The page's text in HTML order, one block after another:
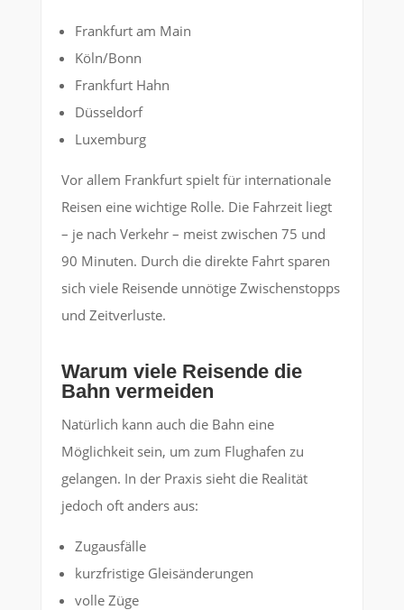
Frankfurt am Main
Köln/Bonn
Frankfurt Hahn
Düsseldorf
Luxemburg
Vor allem Frankfurt spielt für internationale
Reisen eine wichtige Rolle. Die Fahrzeit liegt
– je nach Verkehr – meist zwischen 75 und
90 Minuten. Durch die direkte Fahrt sparen
sich viele Reisende unnötige Zwischenstopps
und Zeitverluste.
Warum viele Reisende die
Bahn vermeiden
Natürlich kann auch die Bahn eine
Möglichkeit sein, um zum Flughafen zu
gelangen. In der Praxis sieht die Realität
jedoch oft anders aus:
Zugausfälle
kurzfristige Gleisänderungen
volle Züge